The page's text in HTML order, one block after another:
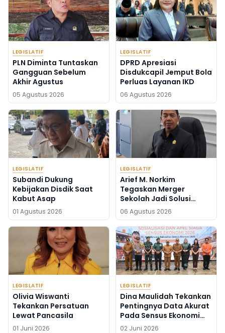
LEGISLATIF
PLN Diminta Tuntaskan
Gangguan Sebelum
Akhir Agustus
05 Agustus 2026
LEGISLATIF
DPRD Apresiasi
Disdukcapil Jemput Bola
Perluas Layanan IKD
06 Agustus 2026
LEGISLATIF
Subandi Dukung
Kebijakan Disdik Saat
Kabut Asap
01 Agustus 2026
LEGISLATIF
Arief M. Norkim
Tegaskan Merger
Sekolah Jadi Solusi
Kekurangan Guru
06 Agustus 2026
LEGISLATIF
Olivia Wiswanti
Tekankan Persatuan
Lewat Pancasila
01 Juni 2026
LEGISLATIF
Dina Maulidah Tekankan
Pentingnya Data Akurat
Pada Sensus Ekonomi
2026
02 Juni 2026